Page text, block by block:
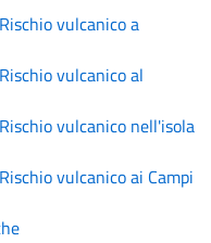
vulcanico a
vulcanico al
vulcanico nell'isola
vulcanico ai Campi